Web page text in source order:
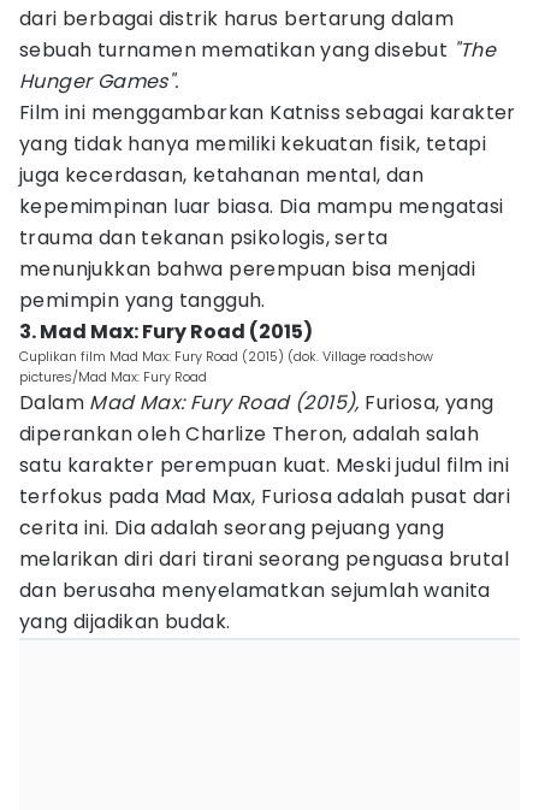
dari berbagai distrik harus bertarung dalam
sebuah turnamen mematikan yang disebut "The
Hunger Games".
Film ini menggambarkan Katniss sebagai karakter
yang tidak hanya memiliki kekuatan fisik, tetapi
juga kecerdasan, ketahanan mental, dan
kepemimpinan luar biasa. Dia mampu mengatasi
trauma dan tekanan psikologis, serta
menunjukkan bahwa perempuan bisa menjadi
pemimpin yang tangguh.
3. Mad Max: Fury Road (2015)
Cuplikan film Mad Max: Fury Road (2015) (dok. Village roadshow
pictures/Mad Max: Fury Road
Dalam Mad Max: Fury Road (2015), Furiosa, yang
diperankan oleh Charlize Theron, adalah salah
satu karakter perempuan kuat. Meski judul film ini
terfokus pada Mad Max, Furiosa adalah pusat dari
cerita ini. Dia adalah seorang pejuang yang
melarikan diri dari tirani seorang penguasa brutal
dan berusaha menyelamatkan sejumlah wanita
yang dijadikan budak.